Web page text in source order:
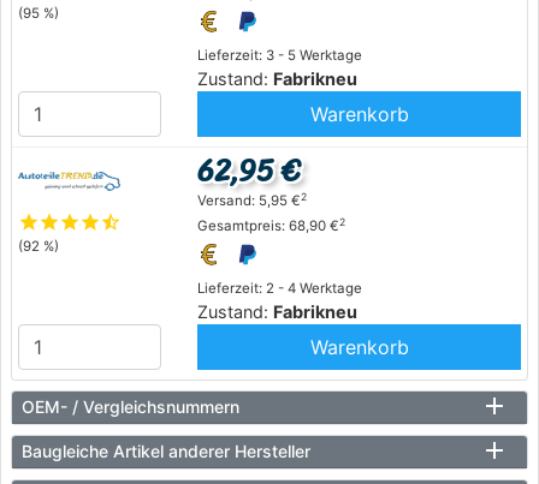
(95 %)
Lieferzeit: 3 - 5 Werktage
Zustand: Fabrikneu
Warenkorb
starstarstarstarstar_half
(92 %)
Lieferzeit: 2 - 4 Werktage
Zustand: Fabrikneu
62,95 €
Versand: 5,95 €2
Gesamtpreis: 68,90 €2
Warenkorb
OEM- / Vergleichsnummern
Baugleiche Artikel anderer Hersteller